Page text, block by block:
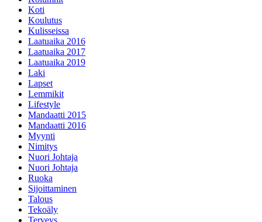
Koti
Koulutus
Kulisseissa
Laatuaika 2016
Laatuaika 2017
Laatuaika 2019
Laki
Lapset
Lemmikit
Lifestyle
Mandaatti 2015
Mandaatti 2016
Myynti
Nimitys
Nuori Johtaja
Nuori Johtaja
Ruoka
Sijoittaminen
Talous
Tekoäly
Terveys